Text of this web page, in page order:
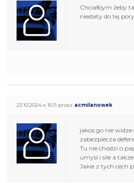
Chciałbym żeby
niestety do tej
23.10.2024 o 15:11 przez acmilanowek
jakos go nie
zabezpiecza
Tu nie chodzi o
umysl i sile a
Jakie z tych cech